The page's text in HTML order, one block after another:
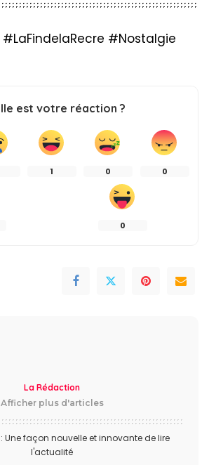
#Nostalgie
est votre réaction ?
1 0 0
0
La Rédaction
Afficher plus d'articles
: Une façon nouvelle et innovante de lire
l'actualité